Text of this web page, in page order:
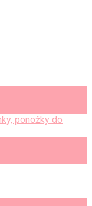
ponožky do